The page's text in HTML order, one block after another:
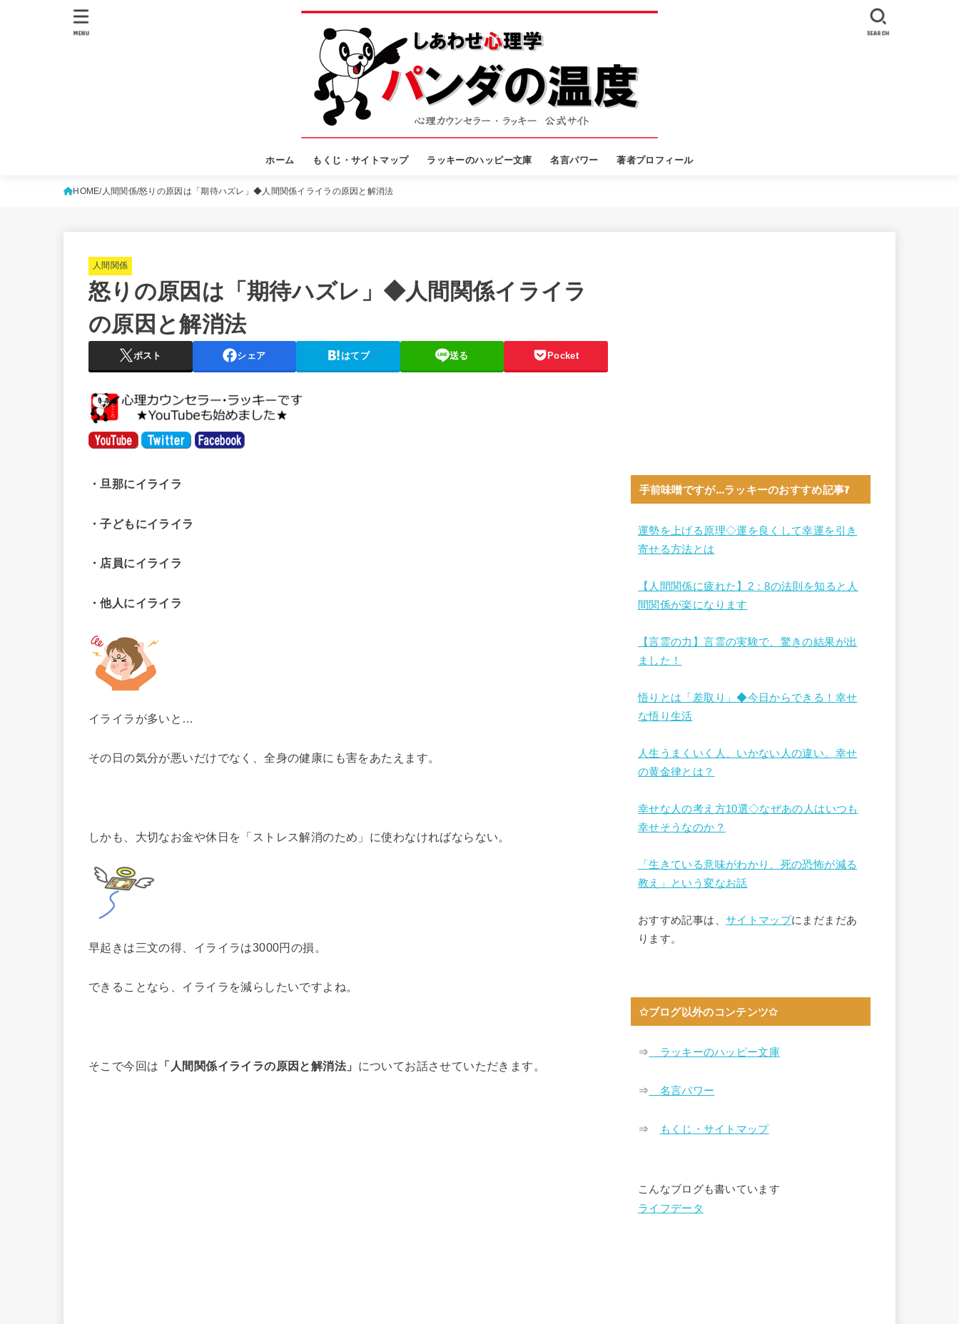
ホーム もくじ・サイトマップ ラッキーのハッピー文庫 名言パワー 著者プロフィール
SEARCH
MENU
HOME 人間関係 怒りの原因は「期待ハズレ」◆人間関係イライラの原因と解消法
人間関係
怒りの原因は「期待ハズレ」◆人間関係イライラ
の原因と解消法
ポスト シェア はてブ 送る Pocket
・旦那にイライラ
・子どもにイライラ
・店員にイライラ
・他人にイライラ
イライラが多いと…
その日の気分が悪いだけでなく、全身の健康にも害をあたえます。
しかも、大切なお金や休日を「ストレス解消のため」に使わなければならない。
早起きは三文の得、イライラは3000円の損。
できることなら、イライラを減らしたいですよね。
そこで今回は 「人間関係イライラの原因と解消法」 についてお話させていただきます。
手前味噌ですが…ラッキーのおすすめ記事7
運勢を上げる原理◇運を良くして幸運を引き
寄せる方法とは
【人間関係に疲れた】2：8の法則を知ると人
間関係が楽になります
【言霊の力】言霊の実験で、驚きの結果が出
ました！
悟りとは「差取り」◆今日からできる！幸せ
な悟り生活
人生うまくいく人、いかない人の違い。幸せ
の黄金律とは？
幸せな人の考え方10選◇なぜあの人はいつも
幸せそうなのか？
「生きている意味がわかり、死の恐怖が減る
教え」という変なお話
おすすめ記事は、 サイトマップにまだまだあ
ります。
✩ブログ以外のコンテンツ✩
⇒ ラッキーのハッピー文庫
⇒ 名言パワー
⇒ もくじ・サイトマップ
こんなブログも書いています
ライフデータ